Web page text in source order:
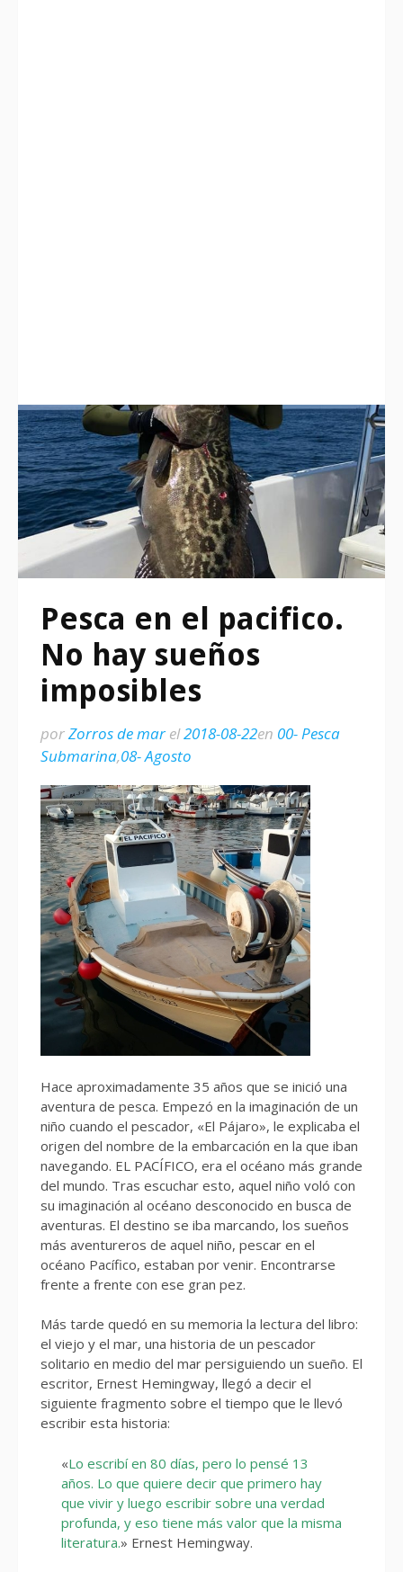
Pesca en el pacifico.
No hay sueños
imposibles
porZorros de marel2018-08-22en 00- Pesca
Submarina,08- Agosto
Hace aproximadamente 35 años que se inició una
aventura de pesca. Empezó en la imaginación de un
niño cuando el pescador, «El Pájaro», le explicaba el
origen del nombre de la embarcación en la que iban
navegando. EL PACÍFICO, era el océano más grande
del mundo. Tras escuchar esto, aquel niño voló con
su imaginación al océano desconocido en busca de
aventuras. El destino se iba marcando, los sueños
más aventureros de aquel niño, pescar en el
océano Pacífico, estaban por venir. Encontrarse
frente a frente con ese gran pez.
Más tarde quedó en su memoria la lectura del libro:
el viejo y el mar, una historia de un pescador
solitario en medio del mar persiguiendo un sueño. El
escritor, Ernest Hemingway, llegó a decir el
siguiente fragmento sobre el tiempo que le llevó
escribir esta historia:
«Lo escribí en 80 días, pero lo pensé 13
años. Lo que quiere decir que primero hay
que vivir y luego escribir sobre una verdad
profunda, y eso tiene más valor que la misma
literatura.» Ernest Hemingway.